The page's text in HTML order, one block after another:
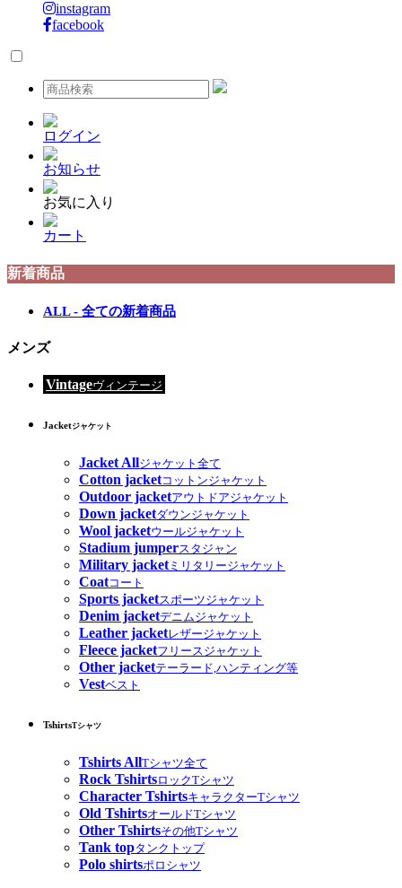
instagram
facebook
ログイン
お知らせ
お気に入り
カート
新着商品
ALL - 全ての新着商品
メンズ
Vintageヴィンテージ
Jacketジャケット
Jacket Allジャケット全て
Cotton jacketコットンジャケット
Outdoor jacketアウトドアジャケット
Down jacketダウンジャケット
Wool jacketウールジャケット
Stadium jumperスタジャン
Military jacketミリタリージャケット
Coatコート
Sports jacketスポーツジャケット
Denim jacketデニムジャケット
Leather jacketレザージャケット
Fleece jacketフリースジャケット
Other jacketテーラード,ハンティング等
Vestベスト
TshirtsTシャツ
Tshirts AllTシャツ全て
Rock TshirtsロックTシャツ
Character TshirtsキャラクターTシャツ
Old TshirtsオールドTシャツ
Other Tshirtsその他Tシャツ
Tank topタンクトップ
Polo shirtsポロシャツ